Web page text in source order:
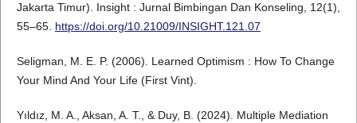
Jakarta Timur). Insight : Jurnal Bimbingan Dan Konseling, 12(1),
55–65. https://doi.org/10.21009/INSIGHT.121.07
Seligman, M. E. P. (2006). Learned Optimism : How To Change
Your Mind And Your Life (First Vint).
Yıldız, M. A., Aksan, A. T., & Duy, B. (2024). Multiple Mediation